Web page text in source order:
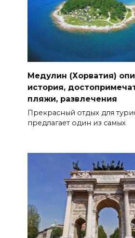
Медулин (Хорватия)
история,
пляжи, развлечения
Прекрасный отдых для
предлагает один из самых